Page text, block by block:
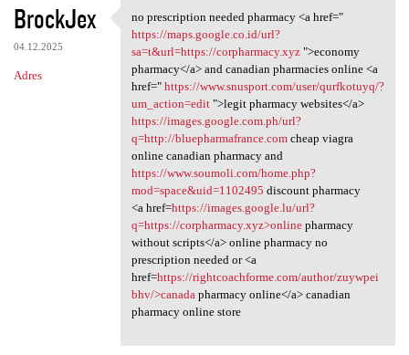
BrockJex
04.12.2025
Adres
no prescription needed
no prescription needed pharmacy <a href="
https://maps.google.co.id/url?
sa=t&url=https://corpharmacy.xyz">economy
pharmacy</a> and canadian pharmacies online <a
href=" https://www.snusport.com/user/qurfkotuyq/?
um_action=edit">legit pharmacy websites</a>
https://images.google.com.ph/url?
q=http://bluepharmafrance.comcheap viagra
online canadian pharmacy and
https://www.soumoli.com/home.php?
mod=space&uid=1102495 discount pharmacy
<a href=https://images.google.lu/url?
q=https://corpharmacy.xyz>onlinepharmacy
without scripts</a> online pharmacy no
prescription needed or <a
href=https://rightcoachforme.com/author/zuywpei
bhv/>canadapharmacy online</a> canadian
pharmacy online store